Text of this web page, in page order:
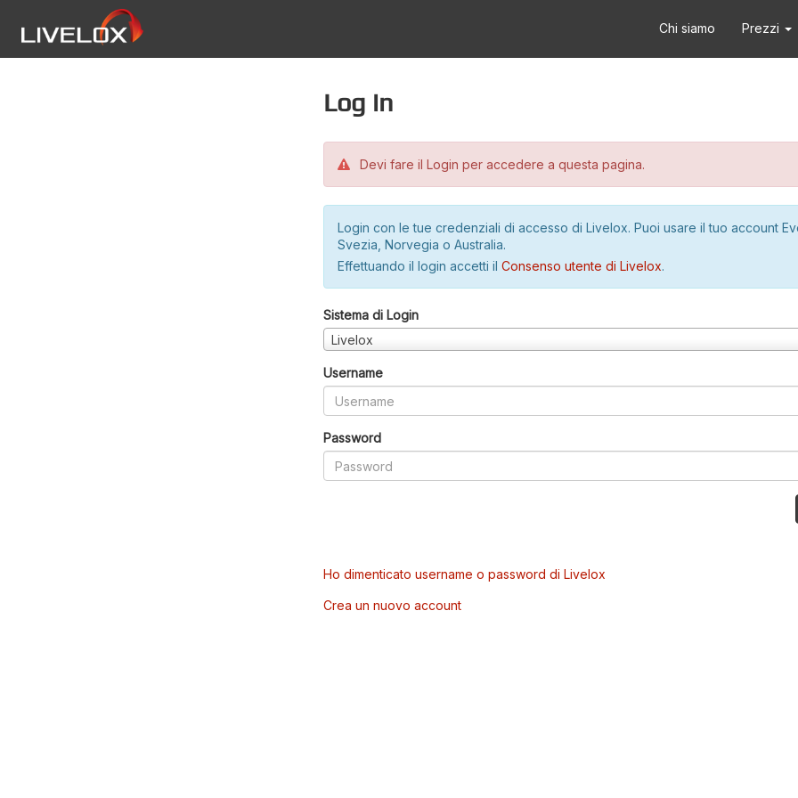
Chi siamo Prezzi
Log in
Devi fare il Login per accedere a questa pagina.
Login con le tue credenziali di accesso di Livelox. Puoi usare il tuo account
Svezia, Norvegia o Australia.
Effettuando il login accetti il Consenso utente di Livelox.
Sistema di Login
Livelox
Username
Password
Ho dimenticato username o password di Livelox
Crea un nuovo account